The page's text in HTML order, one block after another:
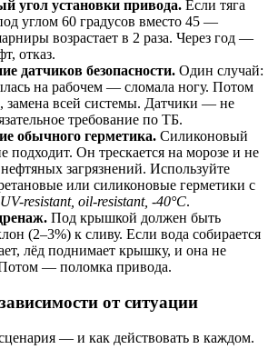
угол установки привода. Если тяга
углом 60 градусов вместо 45 —
возрастает в 2 раза. Через год —
отказ.
датчиков безопасности. Один случай:
на рабочем — сломала ногу. Потом
всей системы. Датчики — не
требование по ТБ.
обычного герметика. Силиконовый
подходит. Он трескается на морозе и не
загрязнений. Используйте
или силиконовые герметики с
UV-resistant, oil-resistant, -40°C.
Под крышкой должен быть
(2–3%) к сливу. Если вода собирается
лёд поднимает крышку, и она не
Потом — поломка привода.
от ситуации
— и как действовать в каждом.